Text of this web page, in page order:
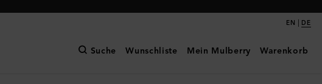
EN | DE
Suche Wunschliste Mein Mulberry Warenkorb